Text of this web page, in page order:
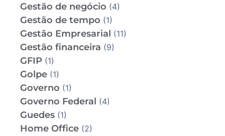
Gestão de negócio (4)
Gestão de tempo (1)
Gestão Empresarial (11)
Gestão financeira (9)
GFIP (1)
Golpe (1)
Governo (1)
Governo Federal (4)
Guedes (1)
Home Office (2)